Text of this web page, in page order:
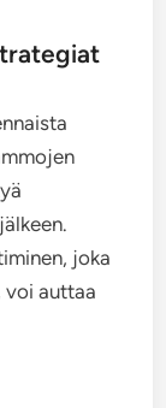
joka
voi auttaa